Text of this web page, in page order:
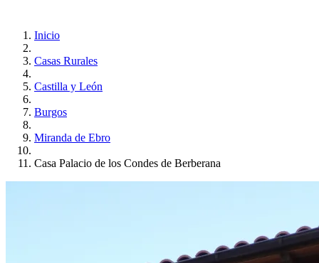
Inicio
Casas Rurales
Castilla y León
Burgos
Miranda de Ebro
Casa Palacio de los Condes de Berberana